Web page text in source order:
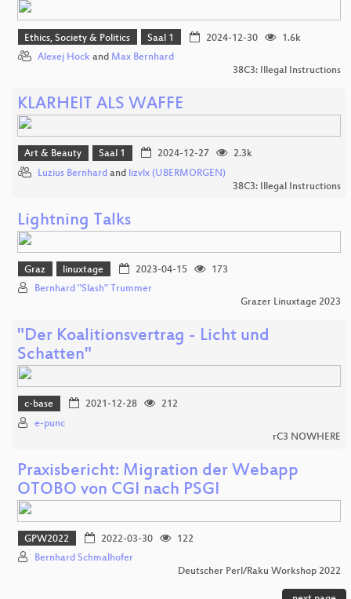
Ethics, Society & Politics Saal 1 2024-12-30
1.6k
Alexej Hock and Max Bernhard
38C3: Illegal Instructions
KLARHEIT ALS WAFFE
Art & Beauty Saal 1 2024-12-27
2.3k
Luzius Bernhard and
lizvlx (UBERMORGEN)
38C3: Illegal Instructions
Lightning Talks
Graz linuxtage 2023-04-15
173
Bernhard "Slash" Trummer
Grazer Linuxtage 2023
"Der Koalitionsvertrag - Licht und
Schatten"
c-base 2021-12-28
212
e-punc
rC3 NOWHERE
Praxisbericht: Migration der Webapp
OTOBO von CGI nach PSGI
GPW2022 2022-03-30
122
Bernhard Schmalhofer
Deutscher Perl/Raku Workshop 2022